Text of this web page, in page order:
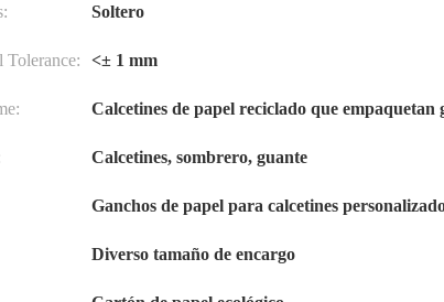
Soltero
Tolerance: <± 1 mm
Calcetines de papel reciclado que empaquetan
Calcetines, sombrero, guante
Ganchos de papel para calcetines
Diverso tamaño de encargo